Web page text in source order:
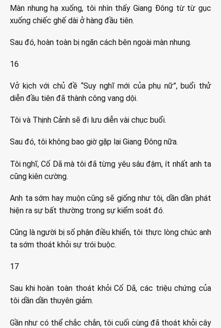
Màn nhung hạ xuống, tôi nhìn thấy Giang Đông từ từ gục
xuống chiếc ghế dài ở hàng đầu tiên.
Sau đó, hoàn toàn bị ngăn cách bên ngoài màn nhung.
16
Vở kịch với chủ đề “Suy nghĩ mới của phụ nữ”, buổi thử
diễn đầu tiên đã thành công vang dội.
Tôi và Thịnh Cảnh sẽ đi lưu diễn vài chục buổi.
Sau đó, tôi không bao giờ gặp lại Giang Đông nữa.
Tôi nghĩ, Cố Dã mà tôi đã từng yêu sâu đậm, ít nhất anh ta
cũng kiên cường.
Anh ta sớm hay muộn cũng sẽ giống như tôi, dần dần phát
hiện ra sự bất thường trong sự kiểm soát đó.
Cũng là người bị số phận điều khiển, tôi thực lòng chúc anh
ta sớm thoát khỏi sự trói buộc.
17
Sau khi hoàn toàn thoát khỏi Cố Dã, các triệu chứng của
tôi dần dần thuyên giảm.
Gần như có thể chắc chắn, tôi cuối cùng đã thoát khỏi cây